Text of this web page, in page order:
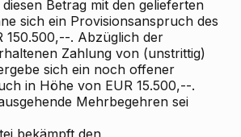
Betrag mit den gelieferten
sich ein Provisionsanspruch des
150.500,--. Abzüglich der
Zahlung von (unstrittig)
sich ein noch offener
in Höhe von EUR 15.500,--.
Mehrbegehren sei
bekämpft den